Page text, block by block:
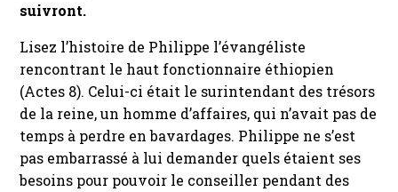
suivront.
Lisez l’histoire de Philippe l’évangéliste
rencontrant le haut fonctionnaire éthiopien
(Actes 8). Celui-ci était le surintendant des trésors
de la reine, un homme d’affaires, qui n’avait pas de
temps à perdre en bavardages. Philippe ne s’est
pas embarrassé à lui demander quels étaient ses
besoins pour pouvoir le conseiller pendant des